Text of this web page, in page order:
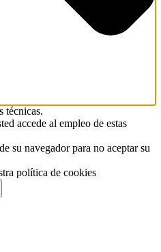
técnicas.
accede al empleo de estas
su navegador para no aceptar su
política de cookies